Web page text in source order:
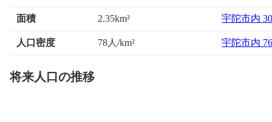
面積 2.35km² 宇陀市内
人口密度 78人/km² 宇陀市内
将来人口の推移